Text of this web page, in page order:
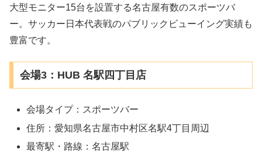
大型モニター15台を設置する名古屋有数のスポーツバ
ー。サッカー日本代表戦のパブリックビューイング実績も
豊富です。
会場3：HUB 名駅四丁目店
会場タイプ：スポーツバー
住所：愛知県名古屋市中村区名駅4丁目周辺
最寄駅・路線：名古屋駅